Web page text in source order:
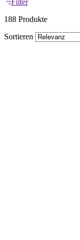
Filter
188 Produkte
Sortieren